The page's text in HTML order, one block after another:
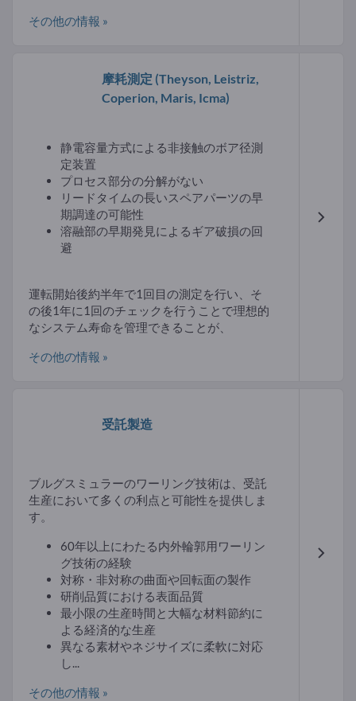
その他の情報 »
摩耗測定 (Theyson, Leistriz,
Coperion, Maris, Icma)
静電容量方式による非接触のボア径測
定装置
プロセス部分の分解がない
リードタイムの長いスペアパーツの早
期調達の可能性
溶融部の早期発見によるギア破損の回
避
運転開始後約半年で1回目の測定を行い、そ
の後1年に1回のチェックを行うことで理想的
なシステム寿命を管理できることが、
その他の情報 »
受託製造
ブルグスミュラーのワーリング技術は、受託
生産において多くの利点と可能性を提供しま
す。
60年以上にわたる内外輪郭用ワーリン
グ技術の経験
対称・非対称の曲面や回転面の製作
研削品質における表面品質
最小限の生産時間と大幅な材料節約に
よる経済的な生産
異なる素材やネジサイズに柔軟に対応
し...
その他の情報 »